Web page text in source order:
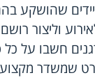
שהושקע
וליצור
חשבו על כל
שמשדר